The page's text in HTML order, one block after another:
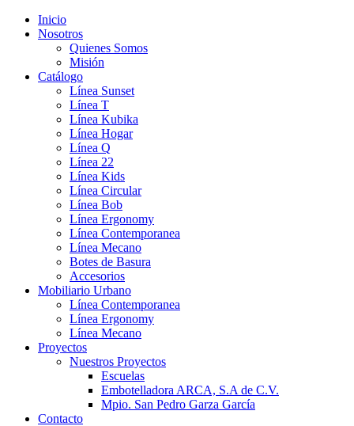
Inicio
Nosotros
Quienes Somos
Misión
Catálogo
Línea Sunset
Línea T
Línea Kubika
Línea Hogar
Línea Q
Línea 22
Línea Kids
Línea Circular
Línea Bob
Línea Ergonomy
Línea Contemporanea
Línea Mecano
Botes de Basura
Accesorios
Mobiliario Urbano
Línea Contemporanea
Línea Ergonomy
Línea Mecano
Proyectos
Nuestros Proyectos
Escuelas
Embotelladora ARCA, S.A de C.V.
Mpio. San Pedro Garza García
Contacto